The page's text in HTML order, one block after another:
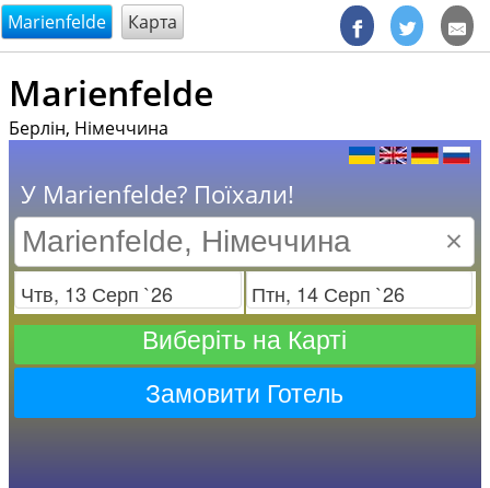
@endsectiom
Marienfelde Карта
Marienfelde
Берлін, Німеччина
У Marienfelde? Поїхали!
×
Заезд Отъезд
Виберіть на Карті
Замовити Готель